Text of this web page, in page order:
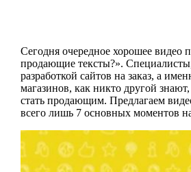
Сегодня очередное хорошее видео
продающие тексты?».
разработкой сайтов на заказ, а
магазинов, как никто другой
стать продающим. Предлагаем
всего лишь 7 основных моментов